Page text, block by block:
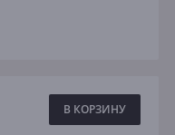
В КОРЗИНУ